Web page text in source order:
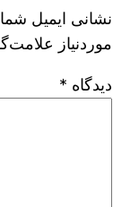
نشانی ایمیل
موردنیاز
دیدگاه *